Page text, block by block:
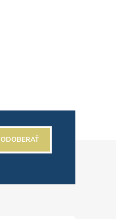
ODOBERAŤ